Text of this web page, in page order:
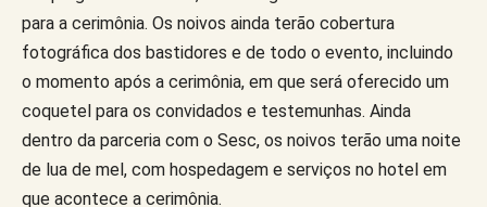
para a cerimônia. Os noivos ainda terão cobertura
fotográfica dos bastidores e de todo o evento, incluindo
o momento após a cerimônia, em que será oferecido um
coquetel para os convidados e testemunhas. Ainda
dentro da parceria com o Sesc, os noivos terão uma noite
de lua de mel, com hospedagem e serviços no hotel em
que acontece a cerimônia.